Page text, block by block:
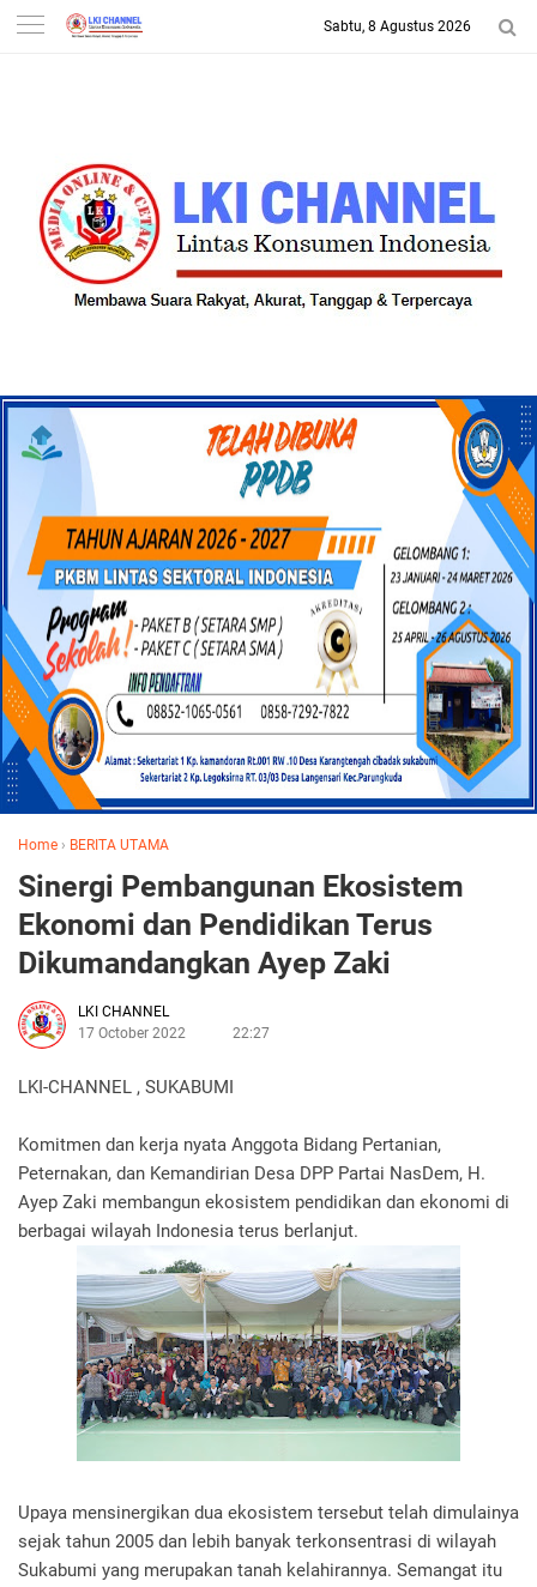
-->
Sabtu, 8 Agustus 2026
Home › BERITA UTAMA
Sinergi Pembangunan Ekosistem
Ekonomi dan Pendidikan Terus
Dikumandangkan Ayep Zaki
LKI CHANNEL
17 October 2022
22:27
LKI-CHANNEL , SUKABUMI
Komitmen dan kerja nyata Anggota Bidang Pertanian,
Peternakan, dan Kemandirian Desa DPP Partai NasDem, H.
Ayep Zaki membangun ekosistem pendidikan dan ekonomi di
berbagai wilayah Indonesia terus berlanjut.
Upaya mensinergikan dua ekosistem tersebut telah dimulainya
sejak tahun 2005 dan lebih banyak terkonsentrasi di wilayah
Sukabumi yang merupakan tanah kelahirannya. Semangat itu